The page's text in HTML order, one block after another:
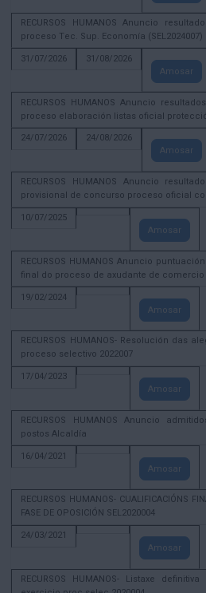
RECURSOS HUMANOS Anuncio
proceso Tec. Sup. Economía (SEL2024007)
31/07/2026
31/08/2026
Amosar
RECURSOS HUMANOS Anuncio
proceso elaboración listas oficial
24/07/2026
24/08/2026
Amosar
RECURSOS HUMANOS Anuncio
provisional de concurso proceso oficial
10/07/2025
Amosar
RECURSOS HUMANOS Anuncio
final do proceso de axudante de
19/02/2024
Amosar
RECURSOS HUMANOS- Resolución das
proceso selectivo 2022007
17/04/2023
Amosar
RECURSOS HUMANOS Anuncio
postos Alcaldía
16/04/2021
Amosar
RECURSOS HUMANOS- CUALIFICACIÓNS
FASE DE OPOSICIÓN SEL2020004
24/03/2021
Amosar
RECURSOS HUMANOS- Listaxe